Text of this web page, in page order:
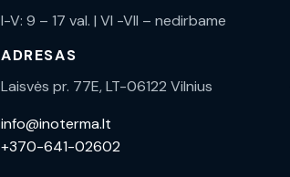
I-V: 9 – 17 val. | VI -VII – nedirbame
ADRESAS
Laisvės pr. 77E, LT-06122 Vilnius
info@inoterma.lt
+370-641-02602